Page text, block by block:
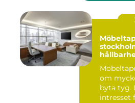
stockholm när
om
byta tyg.
intresset